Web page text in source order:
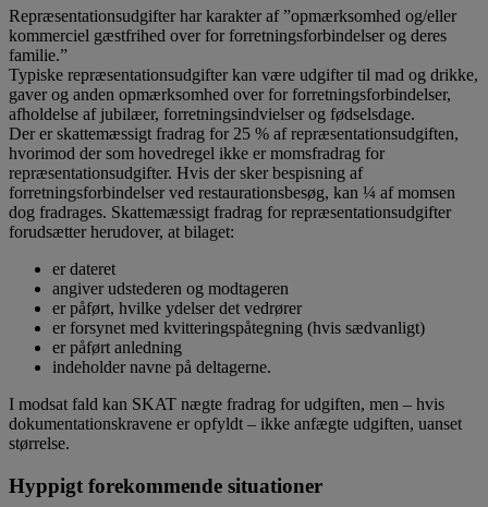
Repræsentationsudgifter har karakter af ”opmærksomhed og/eller
kommerciel gæstfrihed over for forretningsforbindelser og deres
familie.”
Typiske repræsentationsudgifter kan være udgifter til mad og drikke,
gaver og anden opmærksomhed over for forretningsforbindelser,
afholdelse af jubilæer, forretningsindvielser og fødselsdage.
Der er skattemæssigt fradrag for 25 % af repræsentationsudgiften,
hvorimod der som hovedregel ikke er momsfradrag for
repræsentationsudgifter. Hvis der sker bespisning af
forretningsforbindelser ved restaurationsbesøg, kan ¼ af momsen
dog fradrages. Skattemæssigt fradrag for repræsentationsudgifter
forudsætter herudover, at bilaget:
er dateret
angiver udstederen og modtageren
er påført, hvilke ydelser det vedrører
er forsynet med kvitteringspåtegning (hvis sædvanligt)
er påført anledning
indeholder navne på deltagerne.
I modsat fald kan SKAT nægte fradrag for udgiften, men – hvis
dokumentationskravene er opfyldt – ikke anfægte udgiften, uanset
størrelse.
Hyppigt forekommende situationer